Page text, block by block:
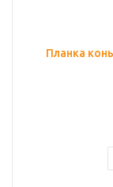
Планка